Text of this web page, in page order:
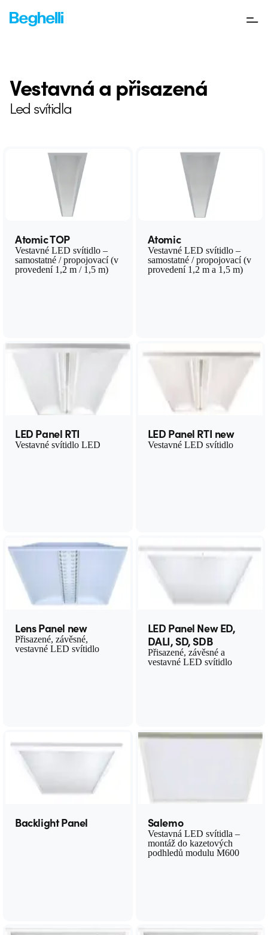
Vestavná a přisazená
Led svítidla
Atomic TOP
Vestavné LED svítidlo –
samostatné / propojovací (v
provedení 1,2 m / 1,5 m)
Atomic
Vestavné LED svítidlo –
samostatné / propojovací (v
provedení 1,2 m a 1,5 m)
LED Panel RTI
Vestavné svítidlo LED
LED Panel RTI new
Vestavné LED svítidlo
Lens Panel new
Přisazené, závěsné,
vestavné LED svítidlo
LED Panel New ED,
DALI, SD, SDB
Přisazené, závěsné a
vestavné LED svítidlo
Backlight Panel Salemo
Vestavná LED svítidla –
montáž do kazetových
podhledů modulu M600